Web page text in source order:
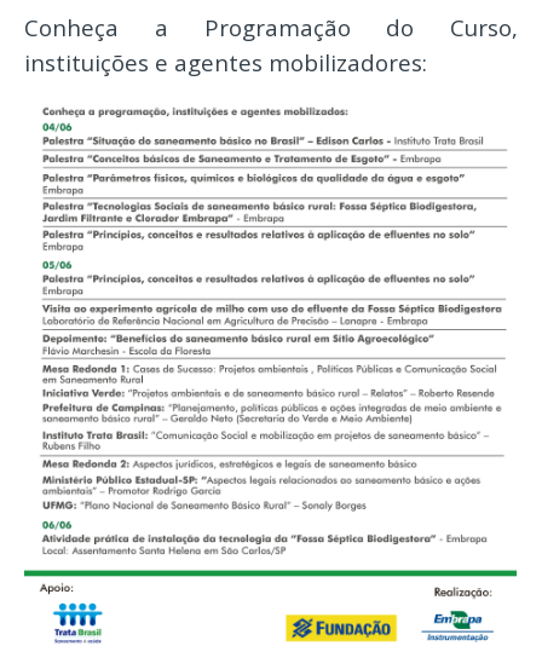
Conheça a Programação do Curso,
instituições e agentes mobilizadores: